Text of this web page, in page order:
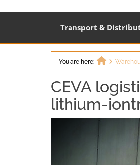
Transport &
You are here:
CEVA
lithium-